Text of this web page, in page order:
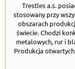
Trestles a.s.
stosowany przy
obszarach
świecie. Chodzi
metalowych, rur i
Produkcja